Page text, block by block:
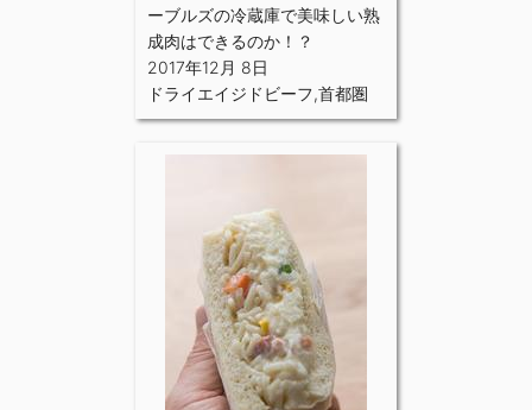
ーブルズの冷蔵庫で美味しい熟
成肉はできるのか！？
2017年12月 8日
ドライエイジドビーフ,首都圏